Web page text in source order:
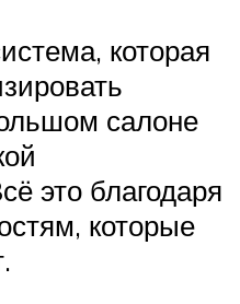
которая
салоне
это благодаря
которые